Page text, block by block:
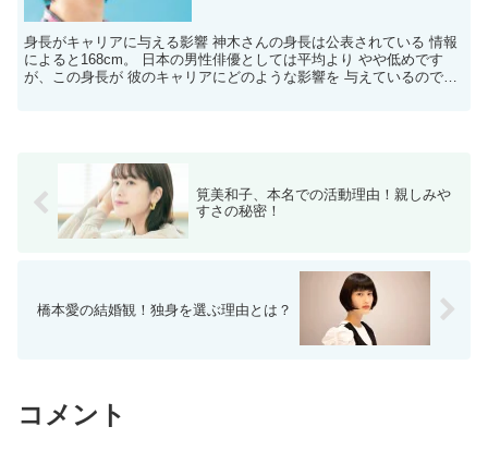
身長がキャリアに与える影響 神木さんの身長は公表されている 情報
によると168cm。 日本の男性俳優としては平均より やや低めです
が、この身長が 彼のキャリアにどのような影響を 与えているのでし
筧美和子、本名での活動理由！親しみや
すさの秘密！
橋本愛の結婚観！独身を選ぶ理由とは？
コメント